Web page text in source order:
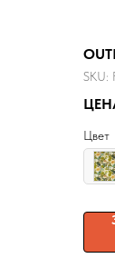
SKU:
Цвет